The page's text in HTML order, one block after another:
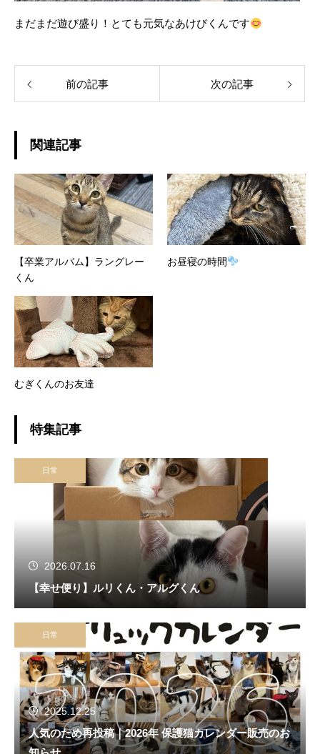
まだまだ遊び盛り！とても元気なあけびくんです
前の記事 次の記事
関連記事
【卒業アルバム】ラングレー
くん
お昼寝の時間
むぎくんのお友達
特集記事
日常
2026.07.16
【幸せ便り】ルリくん・アルグくん
日常
2025.12.25
人気のため再投稿｜2026年 保護猫カレンダー販売のお